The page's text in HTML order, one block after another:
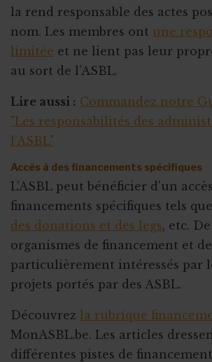
la rend responsable des actes
nom. Les membres ont une
limitée et ne lient pas leur
au sort de l’ASBL.
Lire aussi : Commandez notre
"Les responsabilités des
l’ASBL"
Accès à des financements spécifiques
L’ASBL peut bénéficier d'un
financements spécifiques tels que
des donations et des legs, etc.
organismes de financement et de
particulièrement intéressés par
projets portés par des ASBL.
Découvrez la rubrique
MonASBL.be. Les articles
différentes pistes de